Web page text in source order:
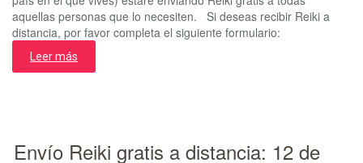
aquellas personas que lo necesiten. Si deseas recibir Reiki a
distancia, por favor completa el siguiente formulario:
Leer más
Envío Reiki gratis a distancia: 12 de